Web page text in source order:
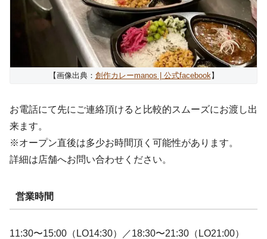
【画像出典： 創作カレーmanos | 公式facebook】
お電話にて先にご連絡頂けると比較的スムーズにお渡し出
来ます。
※オープン直後は多少お時間頂く可能性があります。
詳細は店舗へお問い合わせください。
営業時間
11:30〜15:00（LO14:30）／18:30〜21:30（LO21:00）